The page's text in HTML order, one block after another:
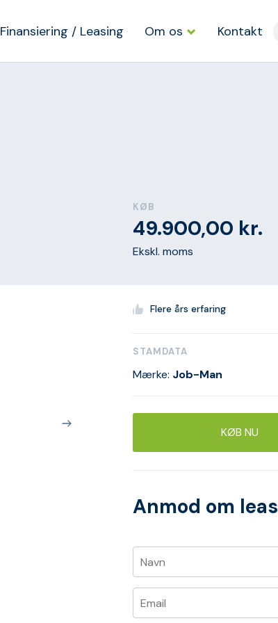
Finansiering / Leasing Om os Kontakt
KØB
49.900,00 kr.
Ekskl. moms
Flere års erfaring
STAMDATA
Mærke: Job-Man
KØB NU
Anmod om